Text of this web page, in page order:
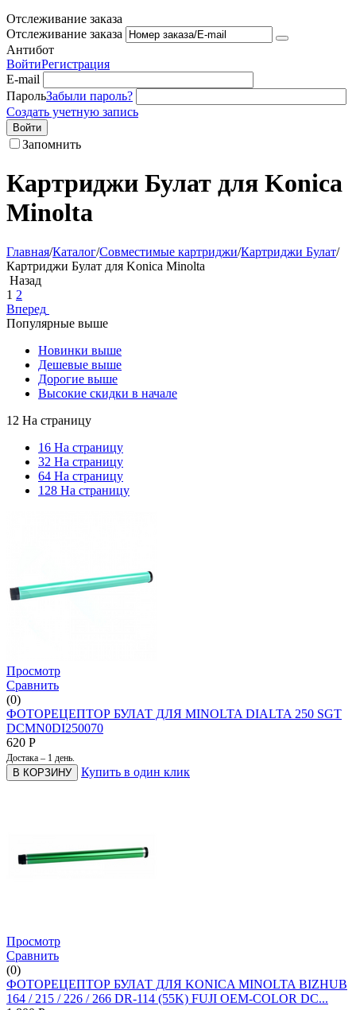
Отслеживание заказа
Отслеживание заказа
Антибот
ВойтиРегистрация
E-mail
ПарольЗабыли пароль?
Создать учетную запись
Войти
Запомнить
Картриджи Булат для Konica
Minolta
Главная/Каталог/Совместимые картриджи/Картриджи Булат/
Картриджи Булат для Konica Minolta
Назад
1 2
Вперед
Популярные выше
Новинки выше
Дешевые выше
Дорогие выше
Высокие скидки в начале
12 На страницу
16 На страницу
32 На страницу
64 На страницу
128 На страницу
Просмотр
Сравнить
(0)
ФОТОРЕЦЕПТОР БУЛАТ ДЛЯ MINOLTA DIALTA 250 SGT
DCMN0DI250070
620 Р
Достака – 1 день.
В КОРЗИНУ Купить в один клик
Просмотр
Сравнить
(0)
ФОТОРЕЦЕПТОР БУЛАТ ДЛЯ KONICA MINOLTA BIZHUB
164 / 215 / 226 / 266 DR-114 (55K) FUJI OEM-COLOR DC...